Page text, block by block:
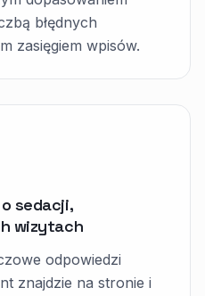
błędnych
zasięgiem wpisów.
sedacji,
wizytach
odpowiedzi
znajdzie na stronie i